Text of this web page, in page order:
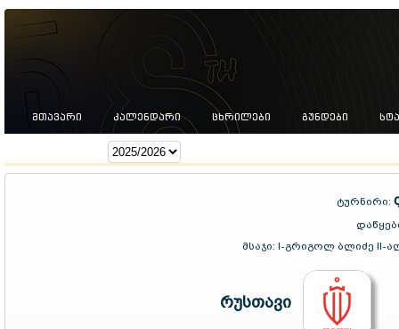
ᲛᲗᲐᲕᲐᲠᲘ ᲙᲐᲚᲔᲜᲓᲐᲠᲘ ᲪᲮᲠᲘᲚᲔᲑᲘ ᲒᲣᲜᲓᲔᲑᲘ
ტურნირი:
მსაჯი: I-გრიგოლ ბლიძე II-
რუსთავი